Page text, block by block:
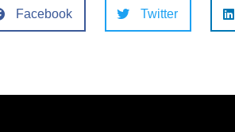
Facebook Twitter